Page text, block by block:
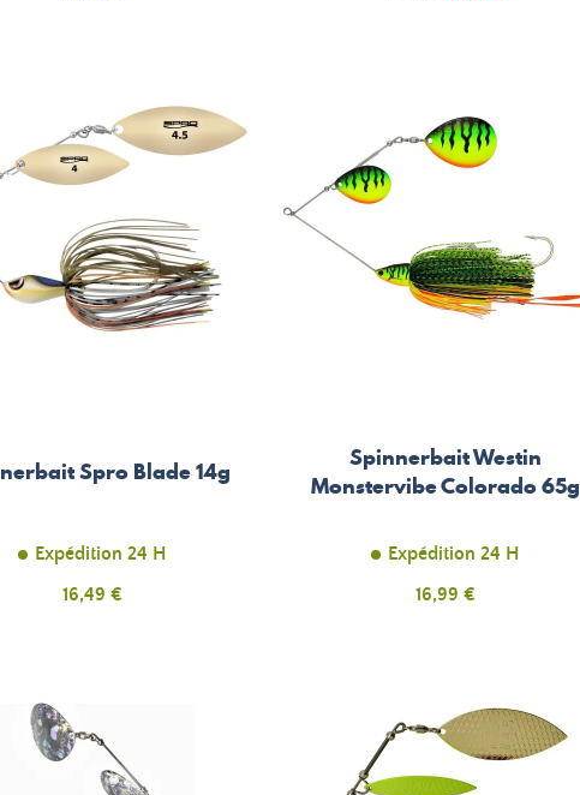
Spro Blade 14g
Expédition 24 H
Prix
16,49 €
Spinnerbait Westin
Monstervibe Colorado 65g
Expédition 24 H
Prix
16,99 €